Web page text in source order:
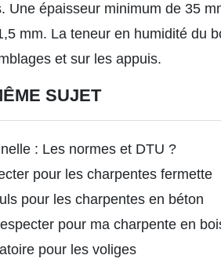
Une épaisseur minimum de 35
mm. La teneur en humidité du
et sur les appuis.
SUJET
: Les normes et DTU ?
pour les charpentes fermette
pour les charpentes en béton
pour ma charpente en
pour les voliges